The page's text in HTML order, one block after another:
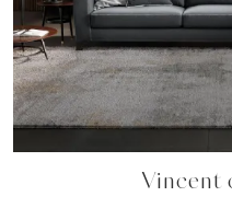
Vincent